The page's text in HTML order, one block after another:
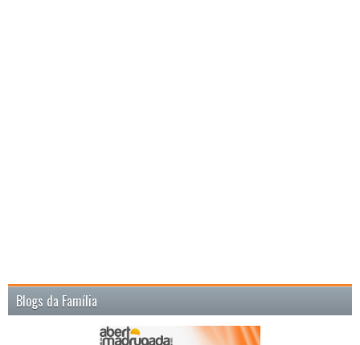
Blogs da Família